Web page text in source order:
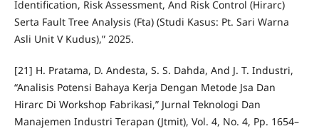
Identification, Risk Assessment, And Risk Control (Hirarc)
Serta Fault Tree Analysis (Fta) (Studi Kasus: Pt. Sari Warna
Asli Unit V Kudus),” 2025.
[21] H. Pratama, D. Andesta, S. S. Dahda, And J. T. Industri,
“Analisis Potensi Bahaya Kerja Dengan Metode Jsa Dan
Hirarc Di Workshop Fabrikasi,” Jurnal Teknologi Dan
Manajemen Industri Terapan (Jtmit), Vol. 4, No. 4, Pp. 1654–